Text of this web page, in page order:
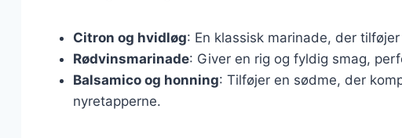
Citron og hvidløg: En klassisk marinade, der
Rødvinsmarinade: Giver en rig og fyldig smag,
Balsamico og honning: Tilføjer en sødme, der
nyretapperne.